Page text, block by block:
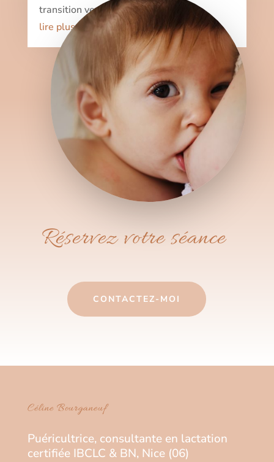
transition vers la parentalité (la...
lire plus
Réservez votre séance
CONTACTEZ-MOI
Céline Bourganeuf
Puéricultrice, consultante en lactation
certifiée IBCLC & BN, Nice (06)